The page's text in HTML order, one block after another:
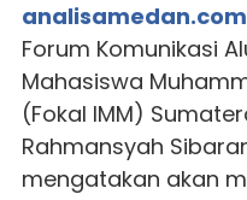
analisamedan.com
Forum Komunikasi
Mahasiswa
(Fokal IMM)
Rahmansyah
mengatakan akan